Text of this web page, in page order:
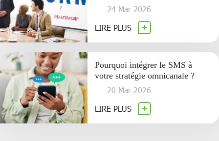
24 Mar 2026
LIRE PLUS
Pourquoi intégrer le SMS à
votre stratégie omnicanale ?
20 Mar 2026
LIRE PLUS